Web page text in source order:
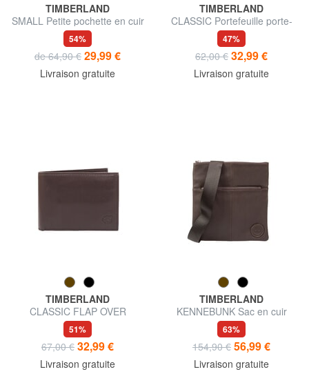
TIMBERLAND
SMALL Petite pochette en cuir
avec dragonne
54%
de 64,90 € 29,99 €
Livraison gratuite
TIMBERLAND
CLASSIC Portefeuille porte-
monnaie en cuir
47%
62,00 € 32,99 €
Livraison gratuite
TIMBERLAND
CLASSIC FLAP OVER
Portefeuille en cuir porte-
monnaie
51%
67,00 € 32,99 €
Livraison gratuite
TIMBERLAND
KENNEBUNK Sac en cuir
avec poche
63%
154,90 € 56,99 €
Livraison gratuite